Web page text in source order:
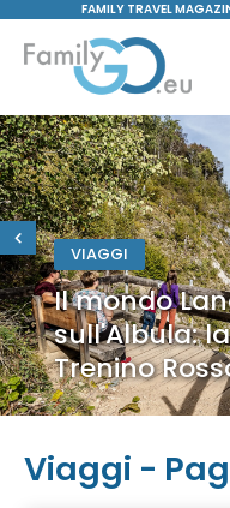
FAMILY TRAVEL
VIAGGI
Il mondo
sull'Albula:
Trenino
Viaggi -